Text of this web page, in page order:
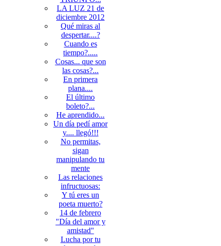
LA LUZ 21 de
diciembre 2012
Qué miras al
despertar....?
Cuando es
tiempo?.....
Cosas... que son
las cosas?...
En primera
plana....
El último
boleto?...
He aprendido...
Un día pedí amor
y.... llegó!!!
No permitas,
sigan
manipulando tu
mente
Las relaciones
infructuosas:
Y tú eres un
poeta muerto?
14 de febrero
"Día del amor y
amistad"
Lucha por tu